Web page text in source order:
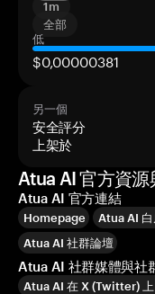
1m
全部
低
$0,00000381
另一個
安全評分
上架於
Atua AI 官方資源
Atua AI 官方連結
Homepage Atua AI
Atua AI 社群論壇
Atua AI 社群媒體與社
Atua AI 在 X (Twitter) 上